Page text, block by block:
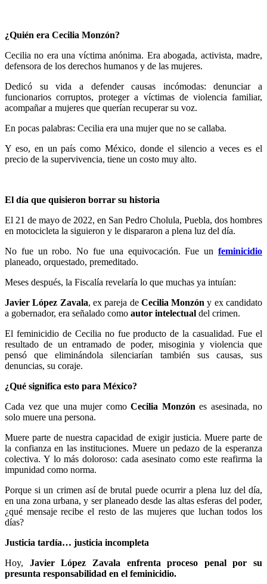
Whatsapp
Telegram
¿Quién era Cecilia Monzón?
Cecilia no era una víctima anónima. Era abogada, activista, madre,
defensora de los derechos humanos y de las mujeres.
Dedicó su vida a defender causas incómodas: denunciar a
funcionarios corruptos, proteger a víctimas de violencia familiar,
acompañar a mujeres que querían recuperar su voz.
En pocas palabras: Cecilia era una mujer que no se callaba.
Y eso, en un país como México, donde el silencio a veces es el
precio de la supervivencia, tiene un costo muy alto.
El día que quisieron borrar su historia
El 21 de mayo de 2022, en San Pedro Cholula, Puebla, dos hombres
en motocicleta la siguieron y le dispararon a plena luz del día.
No fue un robo. No fue una equivocación. Fue un feminicidio
planeado, orquestado, premeditado.
Meses después, la Fiscalía revelaría lo que muchas ya intuían:
Javier López Zavala, ex pareja de Cecilia Monzón y ex candidato
a gobernador, era señalado como autor intelectual del crimen.
El feminicidio de Cecilia no fue producto de la casualidad. Fue el
resultado de un entramado de poder, misoginia y violencia que
pensó que eliminándola silenciarían también sus causas, sus
denuncias, su coraje.
¿Qué significa esto para México?
Cada vez que una mujer como Cecilia Monzón es asesinada, no
solo muere una persona.
Muere parte de nuestra capacidad de exigir justicia. Muere parte de
la confianza en las instituciones. Muere un pedazo de la esperanza
colectiva. Y lo más doloroso: cada asesinato como este reafirma la
impunidad como norma.
Porque si un crimen así de brutal puede ocurrir a plena luz del día,
en una zona urbana, y ser planeado desde las altas esferas del poder,
¿qué mensaje recibe el resto de las mujeres que luchan todos los
días?
Justicia tardía… justicia incompleta
Hoy, Javier López Zavala
enfrenta proceso penal por su
presunta responsabilidad en el feminicidio.